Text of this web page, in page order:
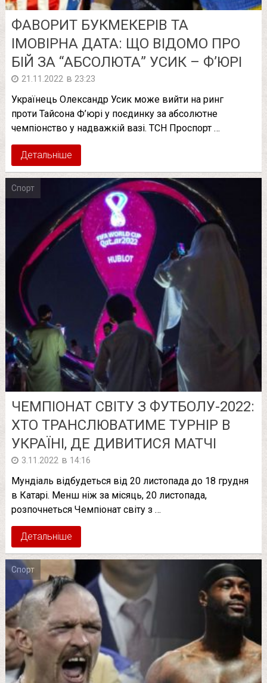
ФАВОРИТ БУКМЕКЕРІВ ТА
ІМОВІРНА ДАТА: ЩО ВІДОМО ПРО
БІЙ ЗА “АБСОЛЮТА” УСИК – Ф’ЮРІ
21.11.2022 в 23:23
Українець Олександр Усик може вийти на ринг
проти Тайсона Ф’юрі у поєдинку за абсолютне
чемпіонство у надважкій вазі. ТСН Проспорт …
Детальніше
Спорт
ЧЕМПІОНАТ СВІТУ З ФУТБОЛУ-2022:
ХТО ТРАНСЛЮВАТИМЕ ТУРНІР В
УКРАЇНІ, ДЕ ДИВИТИСЯ МАТЧІ
3.11.2022 в 14:16
Мундіаль відбудеться від 20 листопада до 18 грудня
в Катарі. Менш ніж за місяць, 20 листопада,
розпочнеться Чемпіонат світу з …
Детальніше
Спорт